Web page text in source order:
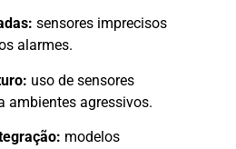
sensores imprecisos
alarmes.
uso de sensores
ambientes agressivos.
modelos